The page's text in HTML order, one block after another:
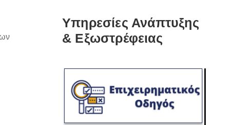
Υπηρεσίες Ανάπτυξης
& Εξωστρέφειας